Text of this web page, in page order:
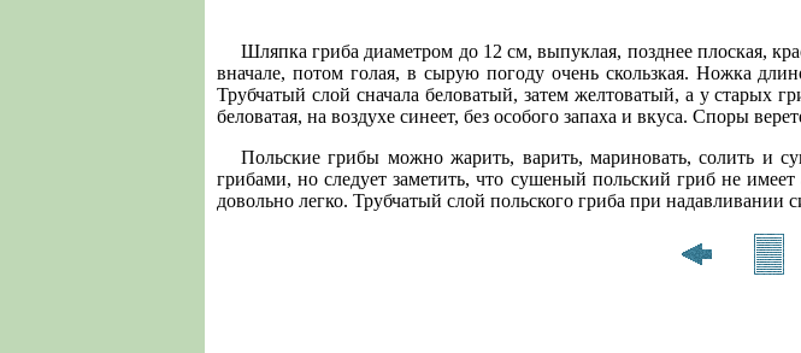
Шляпка гриба диаметром до 12 см, выпуклая, позднее плоская,
вначале, потом голая, в сырую погоду очень скользкая. Ножка
Трубчатый слой сначала беловатый, затем желтоватый, а у старых
беловатая, на воздухе синеет, без особого запаха и вкуса. Споры
Польские грибы можно жарить, варить, мариновать, солить и
грибами, но следует заметить, что сушеный польский гриб не
довольно легко. Трубчатый слой польского гриба при надавливании